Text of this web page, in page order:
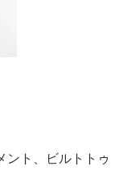
ント、ビルトトゥ